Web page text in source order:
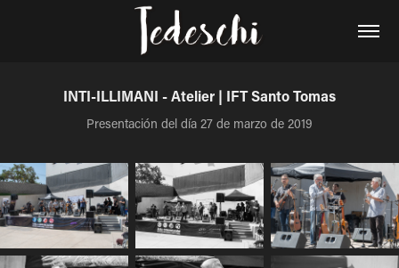
INTI-ILLIMANI - Atelier | IFT Santo Tomas
Presentación del día 27 de marzo de 2019